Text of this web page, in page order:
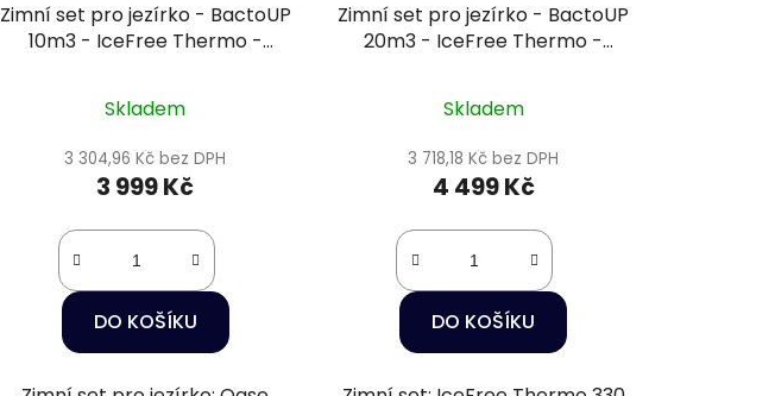
Zimní set pro jezírko - BactoUP
10m3 - IceFree Thermo -
Skladem
3 304,96 Kč bez DPH
3 999 Kč
DO KOŠÍKU
Zimní set pro jezírko - BactoUP
20m3 - IceFree Thermo -
Skladem
3 718,18 Kč bez DPH
4 499 Kč
DO KOŠÍKU